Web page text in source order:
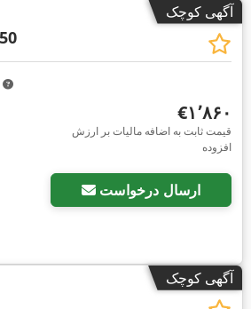
آگهی کوچک
‎€۱٬۸۶۰
قیمت ثابت به اضافه مالیات بر ارزش
افزوده
ارسال درخواست
آگهی کوچک